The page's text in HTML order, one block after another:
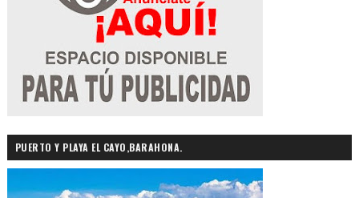
PUERTO Y PLAYA EL CAYO,BARAHONA.